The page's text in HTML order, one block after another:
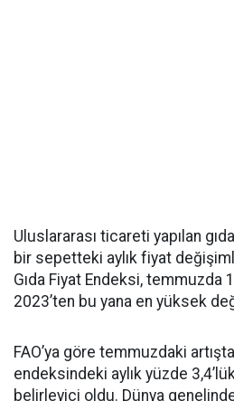
Uluslararası ticareti yapılan
bir sepetteki aylık fiyat
Gıda Fiyat Endeksi, temmuzda
2023’ten bu yana en yüksek
FAO’ya göre temmuzdaki
endeksindeki aylık yüzde
belirleyici oldu. Dünya